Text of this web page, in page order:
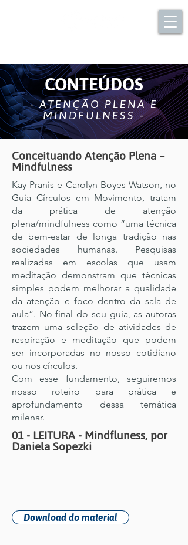
CONTEÚDOS
- ATENÇÃO PLENA E
MINDFULNESS -
Conceituando Atenção Plena –
Mindfulness
Kay Pranis e Carolyn Boyes-Watson, no
Guia Círculos em Movimento, tratam
da prática de atenção
plena/mindfulness como “uma técnica
de bem-estar de longa tradição nas
sociedades humanas. Pesquisas
realizadas em escolas que usam
meditação demonstram que técnicas
simples podem melhorar a qualidade
da atenção e foco dentro da sala de
aula”. No final do seu guia, as autoras
trazem uma seleção de atividades de
respiração e meditação que podem
ser incorporadas no nosso cotidiano
ou nos círculos.
Com esse fundamento, seguiremos
nosso roteiro para prática e
aprofundamento dessa temática
milenar.
01 - LEITURA - Mindfluness, por
Daniela Sopezki
Download do material